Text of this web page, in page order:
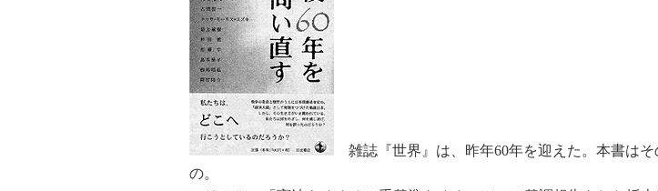
雑誌『世界』は、昨年60年を迎えた。本書は
の。